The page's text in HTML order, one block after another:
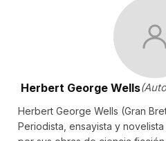
Herbert George Wells
Herbert George Wells (Gran
Periodista, ensayista y